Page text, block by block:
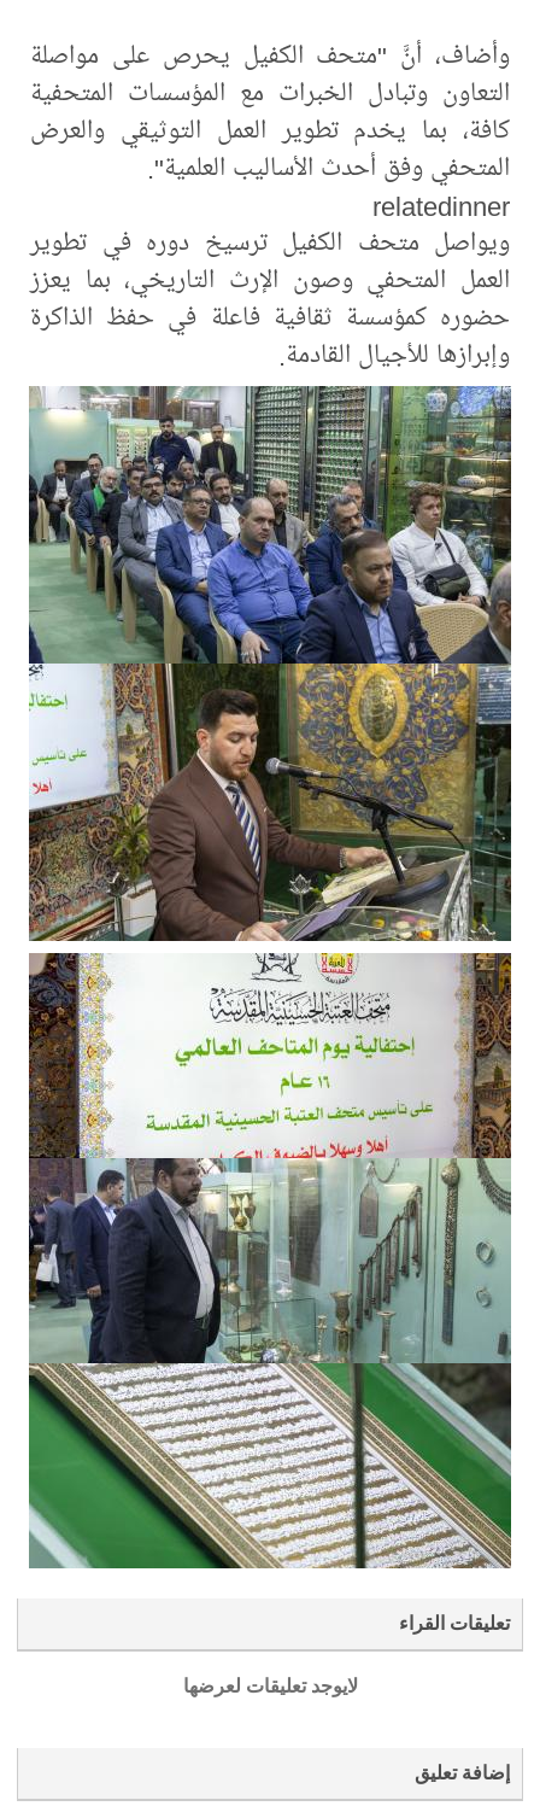
وأضاف، أنَّ "متحف الكفيل يحرص على مواصلة
التعاون وتبادل الخبرات مع المؤسسات المتحفية
كافة، بما يخدم تطوير العمل التوثيقي والعرض
المتحفي وفق أحدث الأساليب العلمية".
relatedinner
ويواصل متحف الكفيل ترسيخ دوره في تطوير
العمل المتحفي وصون الإرث التاريخي، بما يعزز
حضوره كمؤسسة ثقافية فاعلة في حفظ الذاكرة
وإبرازها للأجيال القادمة.
تعليقات القراء
لايوجد تعليقات لعرضها
إضافة تعليق